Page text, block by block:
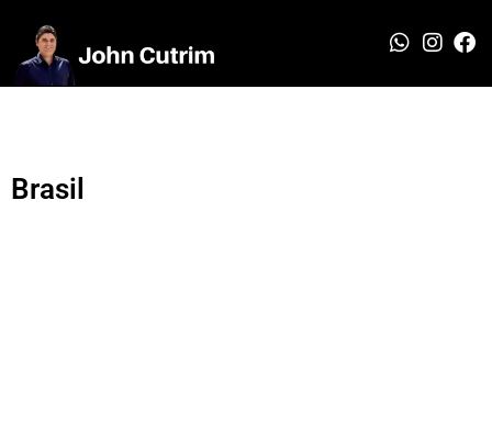
Brasil